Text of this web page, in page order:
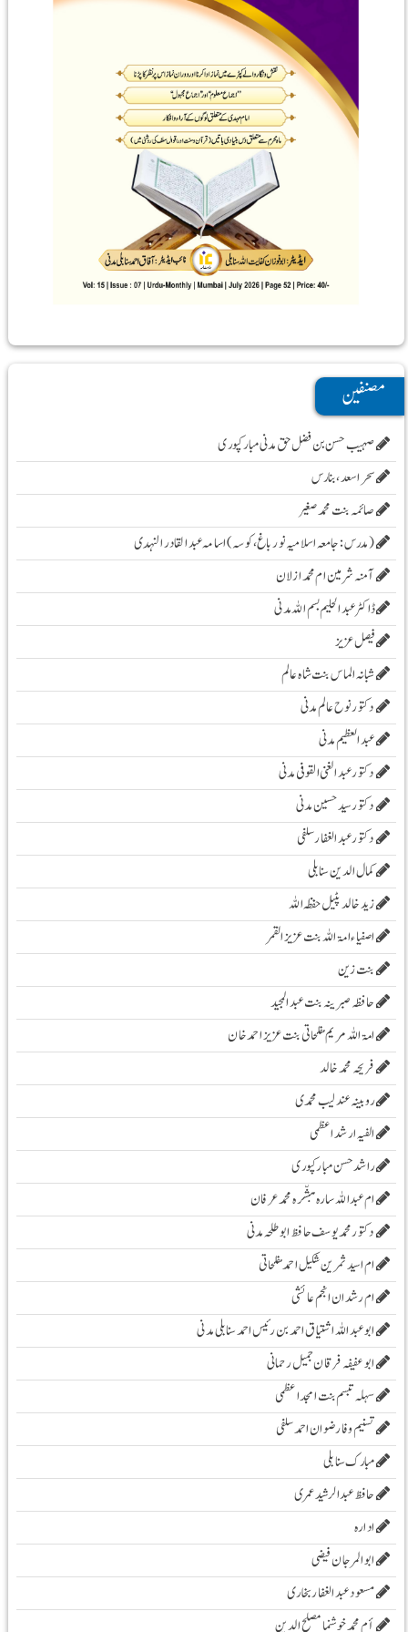
مصنفین
صہیب حسن بن فضل حق مدنی مبارکپوری
سحر اسعد ،بنارس
صائمہ بنت محمد صغیر
( مدرس :جامعہ اسلامیہ نور باغ، کوسہ )اسامہ عبد القادر النہدی
آمنہ شرمین ام محمد ازلان
ڈاکٹر عبد الحلیم بسم اللہ مدنی
فیصل عزیز
شبانہ الماس بنت شاہ عالم
دکتور نوح عالم مدنی
عبد العظیم مدنی
دکتور عبد الغنی القوفی مدنی
دکتور سید حسین مدنی
دکتور عبدالغفار سلفی
کمال الدین سنابلی
زیدخالد پٹیل حفظہ اللہ
اصفیاء امۃ اللہ بنت عزیز القمر
بنت زین
حافظہ صبرینہ بنت عبد المجید
امۃ اللہ مریم مفلحاتی بنت عزیز احمد خان
فریحہ محمد خالد
روبینہ عندلیب محمدی
الفیہ ارشد اعظمی
راشد حسن مبارکپوری
ام عبداللہ سارہ مبشّرہ محمد عرفان
دکتور محمد یوسف حافظ ابو طلحہ مدنی
ام اسید ثمرین شکیل احمد مفلحاتی
ام رشدان انجم عائشی
ابو عبد اللہ اشتیاق احمد بن رئیس احمد سنابلی مدنی
ابو عفیفہ فرقان جمیل رحمانی
سہلہ تبسم بنت امجد اعظمی
تسنیم وفا رضوان احمد سلفی
مبارک سنابلی
حافظ عبدالرشید عمری
ادارہ
ابوالمرجان فیضی
مسعود عبد الغفار بخاری
أم محمد خوشنما مصلح الدین